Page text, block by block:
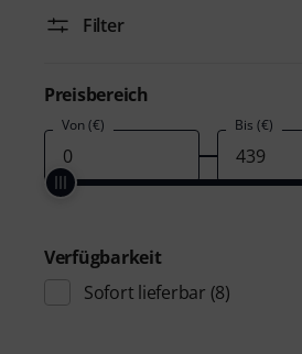
Filter
Preisbereich
Von (€) Bis (€)
Verfügbarkeit
Sofort lieferbar (8)